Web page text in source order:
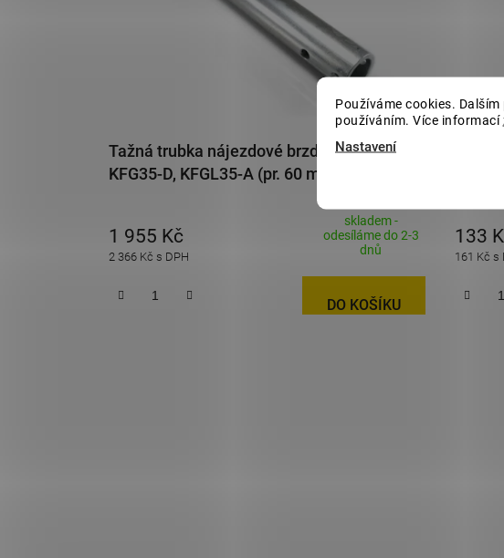
Používáme cookies.
používáním. Více informací
Nastavení
Tažná trubka nájezdové brzdy KNOTT
KFG35-D, KFGL35-A (pr. 60 mm)
2 366 Kč s DPH
1 955 Kč
skladem -
odesíláme do 2-3
dnů
DO KOŠÍKU
161 Kč s
133